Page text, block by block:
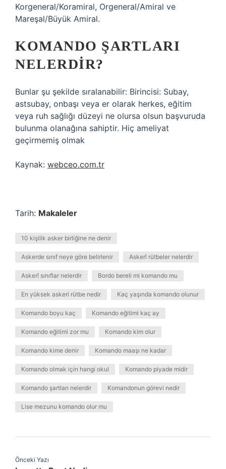
Korgeneral/Koramiral, Orgeneral/Amiral ve
Mareşal/Büyük Amiral.
KOMANDO ŞARTLARI
NELERDIR?
Bunlar şu şekilde sıralanabilir: Birincisi: Subay,
astsubay, onbaşı veya er olarak herkes, eğitim
veya ruh sağlığı düzeyi ne olursa olsun başvuruda
bulunma olanağına sahiptir. Hiç ameliyat
geçirmemiş olmak
Kaynak: webceo.com.tr
Tarih: Makaleler
10 kişilik asker birliğine ne denir
Askerde sınıf neye göre belirlenir Askerî rütbeler nelerdir
Askerî sınıflar nelerdir Bordo bereli mi komando mu
En yüksek askeri rütbe nedir Kaç yaşında komando olunur
Komando boyu kaç Komando eğitimi kaç ay
Komando eğitimi zor mu Komando kim olur
Komando kime denir Komando maaşı ne kadar
Komando olmak için hangi okul Komando piyade midir
Komando şartları nelerdir Komandonun görevi nedir
Lise mezunu komando olur mu
Önceki Yazı